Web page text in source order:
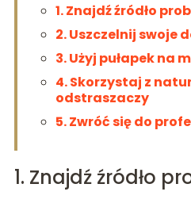
1. Znajdź źródło
2. Uszczelnij swoje
3. Użyj pułapek na
4. Skorzystaj z
odstraszaczy
5. Zwróć się do
1. Znajdź źródło